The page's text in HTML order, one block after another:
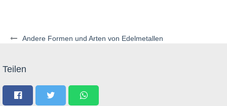
Andere Formen und Arten von Edelmetallen
Teilen